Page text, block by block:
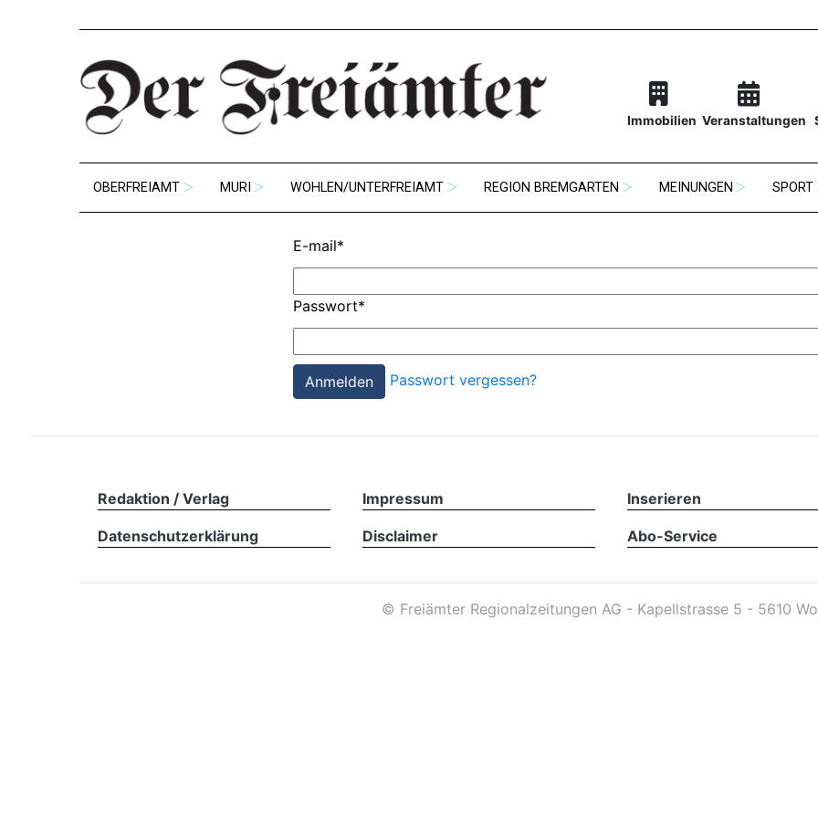
Immobilien Veranstaltungen
OBERFREIAMT MURI WOHLEN/UNTERFREIAMT REGION BREMGARTEN MEINUNGEN SPORT
E-mail*
Passwort*
Passwort vergessen?
Redaktion / Verlag Impressum Inserieren
Datenschutzerklärung Disclaimer Abo-Service
© Freiämter Regionalzeitungen AG - Kapellstrasse 5 - 5610